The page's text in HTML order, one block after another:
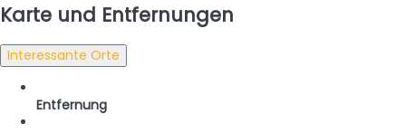
Karte und Entfernungen
Interessante Orte
Entfernung